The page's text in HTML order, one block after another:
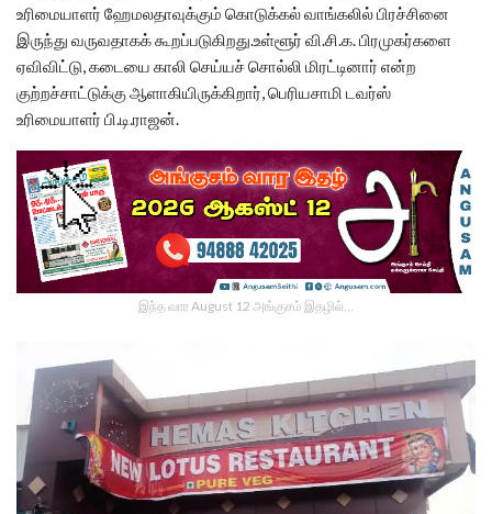
உரிமையாளர் ஹேமலதாவுக்கும் கொடுக்கல் வாங்கலில் பிரச்சினை
இருந்து வருவதாகக் கூறப்படுகிறது.உள்ளூர் வி.சி.க. பிரமுகர்களை
ஏவிவிட்டு, கடையை காலி செய்யச் சொல்லி மிரட்டினார் என்ற
குற்றச்சாட்டுக்கு ஆளாகியிருக்கிறார், பெரியசாமி டவர்ஸ்
உரிமையாளர் பி.டி.ராஜன்.
இந்த வார August 12 அங்குசம் இதழில்…